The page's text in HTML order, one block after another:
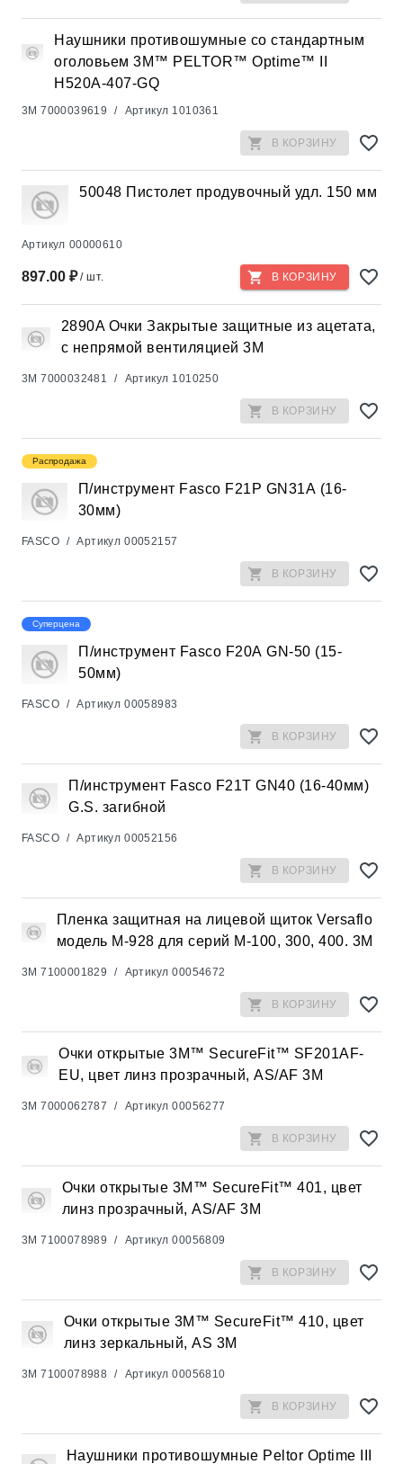
Наушники противошумные со стандартным
оголовьем 3М™ PELTOR™ Optime™ II
H520A-407-GQ
3M 7000039619 / Артикул 1010361
В КОРЗИНУ
50048 Пистолет продувочный удл. 150 мм
Артикул 00000610
897.00 ₽/ шт. В КОРЗИНУ
2890A Очки Закрытые защитные из ацетата,
с непрямой вентиляцией 3М
3M 7000032481 / Артикул 1010250
В КОРЗИНУ
Распродажа
П/инструмент Fasco F21Р GN31А (16-
30мм)
FASCO / Артикул 00052157
В КОРЗИНУ
Суперцена
П/инструмент Fasco F20А GN-50 (15-
50мм)
FASCO / Артикул 00058983
В КОРЗИНУ
П/инструмент Fasco F21T GN40 (16-40мм)
G.S. загибной
FASCO / Артикул 00052156
В КОРЗИНУ
Пленка защитная на лицевой щиток Versaflo
модель M-928 для серий M-100, 300, 400. 3М
3M 7100001829 / Артикул 00054672
В КОРЗИНУ
Очки открытые 3M™ SecureFit™ SF201AF-
EU, цвет линз прозрачный, AS/AF 3М
3M 7000062787 / Артикул 00056277
В КОРЗИНУ
Очки открытые 3M™ SecureFit™ 401, цвет
линз прозрачный, AS/AF 3М
3M 7100078989 / Артикул 00056809
В КОРЗИНУ
Очки открытые 3M™ SecureFit™ 410, цвет
линз зеркальный, AS 3М
3M 7100078988 / Артикул 00056810
В КОРЗИНУ
Наушники противошумные Peltor Optime III